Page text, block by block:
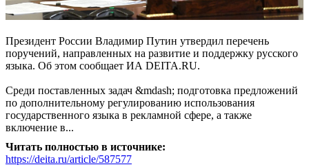
Президент России Владимир Путин утвердил перечень
поручений, направленных на развитие и поддержку русского
языка. Об этом сообщает ИА DEITA.RU.
Среди поставленных задач &mdash; подготовка предложений
по дополнительному регулированию использования
государственного языка в рекламной сфере, а также
включение в...
Читать полностью в источнике:
https://deita.ru/article/587577